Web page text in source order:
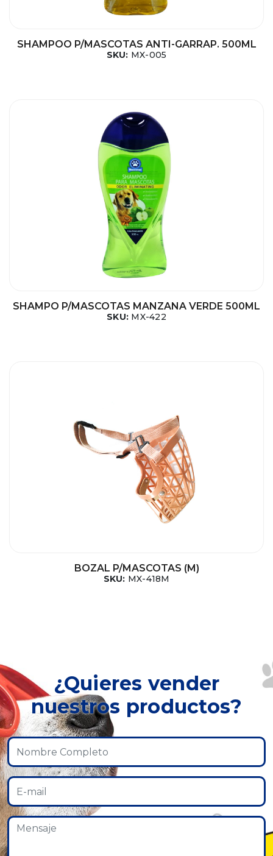
SHAMPOO P/MASCOTAS ANTI-GARRAP. 500ML
SKU: MX-005
SHAMPO P/MASCOTAS MANZANA VERDE 500ML
SKU: MX-422
BOZAL P/MASCOTAS (M)
SKU: MX-418M
¿Quieres vender
nuestros productos?